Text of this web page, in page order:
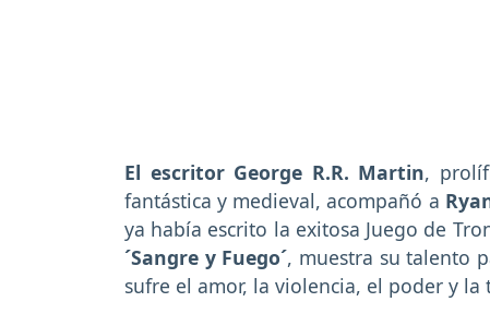
El escritor George R.R. Martin,
fantástica y medieval, acompañó a
ya había escrito la exitosa Juego de
´Sangre y Fuego´, muestra su talento
sufre el amor, la violencia, el poder y la